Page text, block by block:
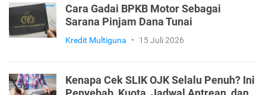
Cara Gadai BPKB Motor Sebagai
Sarana Pinjam Dana Tunai
Kredit Multiguna • 15 Juli 2026
Kenapa Cek SLIK OJK Selalu Penuh? Ini